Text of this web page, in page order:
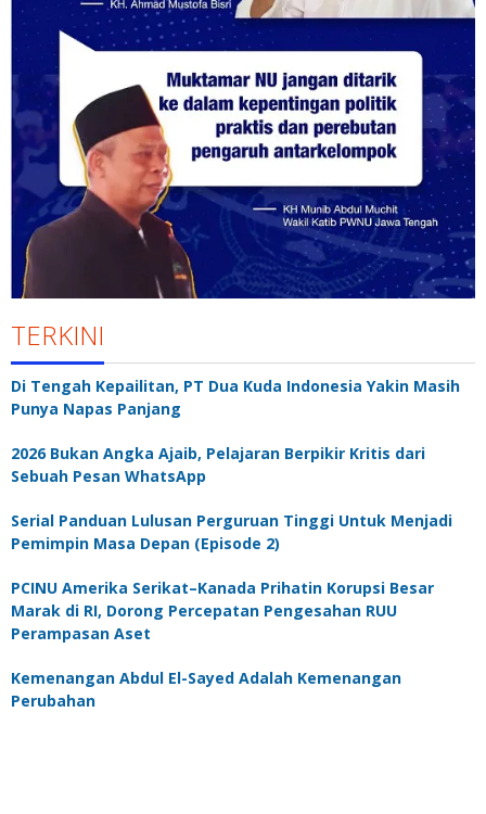
TERKINI
Di Tengah Kepailitan, PT Dua Kuda Indonesia Yakin Masih
Punya Napas Panjang
2026 Bukan Angka Ajaib, Pelajaran Berpikir Kritis dari
Sebuah Pesan WhatsApp
Serial Panduan Lulusan Perguruan Tinggi Untuk Menjadi
Pemimpin Masa Depan (Episode 2)
PCINU Amerika Serikat–Kanada Prihatin Korupsi Besar
Marak di RI, Dorong Percepatan Pengesahan RUU
Perampasan Aset
Kemenangan Abdul El-Sayed Adalah Kemenangan
Perubahan